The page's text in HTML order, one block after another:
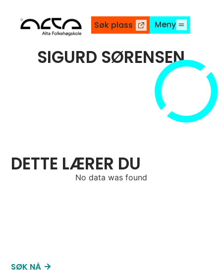
Søk plass Meny
SIGURD SØRENSEN
DETTE LÆRER DU
No data was found
SØK NÅ